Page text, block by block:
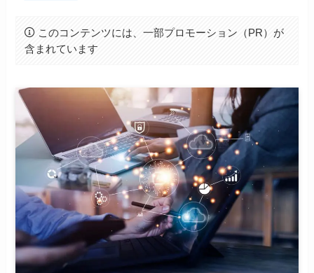
このコンテンツには、一部プロモーション（PR）が
含まれています